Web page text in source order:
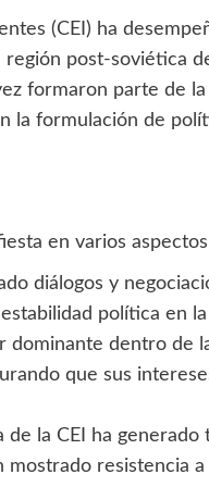
(CEI) ha
post-soviética
formaron parte de
la formulación de
en varios
diálogos y
política en
dominante dentro de
que sus
de la CEI ha
mostrado resistencia